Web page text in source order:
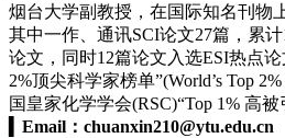
烟台大学副教授，在国际知名刊物
其中一作、通讯SCI论文27篇，累计
论文，同时12篇论文入选ESI热点
2%顶尖科学家榜单”(World’s Top
国皇家化学学会(RSC)“Top 1% 高被
Email： chuanxin210@ytu.edu.cn